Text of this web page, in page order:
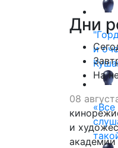
и
Дни
На
08
и
академии